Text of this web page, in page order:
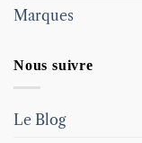
Marques
Nous suivre
Le Blog